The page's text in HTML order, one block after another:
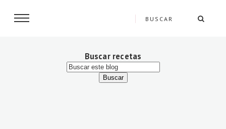
Buscar recetas